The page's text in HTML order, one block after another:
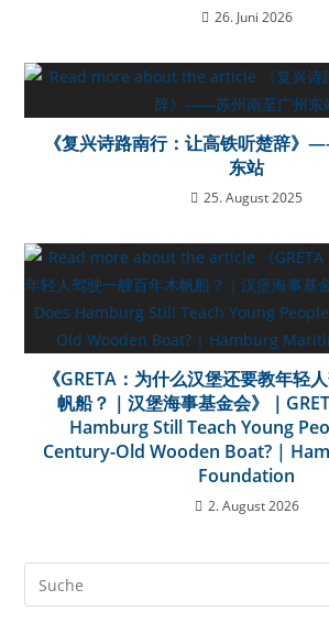
26. Juni 2026
《复兴诗路南行：让高铁听楚辞》
东站
25. August 2025
《GRETA：为什么汉堡还要教年轻
帆船？｜汉堡海事基金会》｜
Hamburg Still Teach Young
Century-Old Wooden Boat? |
Foundation
2. August 2026